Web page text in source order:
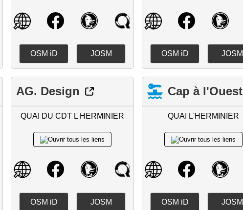
OSM iD JOSM OSM iD JOSM
AG. Design
QUAI DU CDT L HERMINIER
OSM iD JOSM
Cap à l'Ouest
QUAI L'HERMINIER
OSM iD JOSM